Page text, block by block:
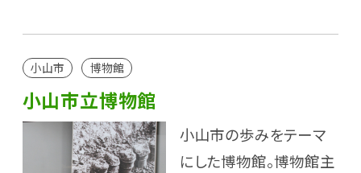
小山市 博物館
小山市立博物館
小山市の歩みをテーマ
にした博物館。博物館主